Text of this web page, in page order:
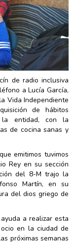
de radio inclusiva
a Lucía García,
Vida Independiente
de hábitos
la entidad, con la
de cocina sanas y
emitimos tuvimos
Rey en su sección
del 8-M trajo la
Martín, en su
del dios griego de
a realizar esta
en la ciudad de
próximas semanas